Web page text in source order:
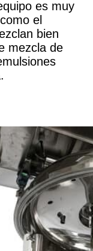
es muy
el
bien
mezcla de